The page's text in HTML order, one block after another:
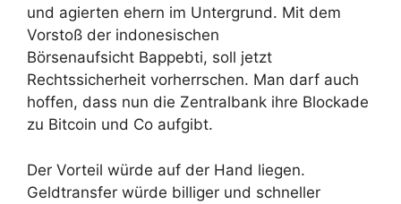
und agierten ehern im Untergrund. Mit dem
Vorstoß der indonesischen
Börsenaufsicht Bappebti, soll jetzt
Rechtssicherheit vorherrschen. Man darf auch
hoffen, dass nun die Zentralbank ihre Blockade
zu Bitcoin und Co aufgibt.
Der Vorteil würde auf der Hand liegen.
Geldtransfer würde billiger und schneller